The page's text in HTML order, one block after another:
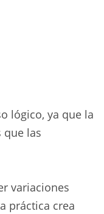
lógico, ya que la
que las
variaciones
práctica crea